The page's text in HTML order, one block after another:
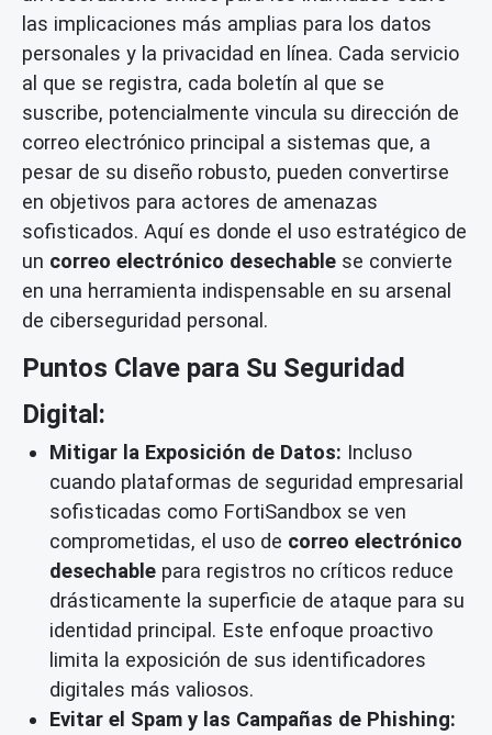
las implicaciones más amplias para los datos
personales y la privacidad en línea. Cada servicio
al que se registra, cada boletín al que se
suscribe, potencialmente vincula su dirección de
correo electrónico principal a sistemas que, a
pesar de su diseño robusto, pueden convertirse
en objetivos para actores de amenazas
sofisticados. Aquí es donde el uso estratégico de
un correo electrónico desechable se convierte
en una herramienta indispensable en su arsenal
de ciberseguridad personal.
Puntos Clave para Su Seguridad
Digital:
Mitigar la Exposición de Datos: Incluso
cuando plataformas de seguridad empresarial
sofisticadas como FortiSandbox se ven
comprometidas, el uso de correo electrónico
desechable para registros no críticos reduce
drásticamente la superficie de ataque para su
identidad principal. Este enfoque proactivo
limita la exposición de sus identificadores
digitales más valiosos.
Evitar el Spam y las Campañas de Phishing: